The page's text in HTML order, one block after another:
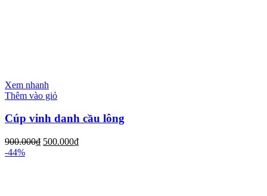
Xem nhanh
Thêm vào giỏ
Cúp vinh danh cầu lông
900.000₫ 500.000₫
-44%